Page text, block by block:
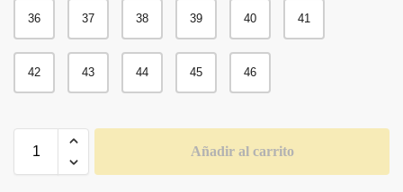
36 37 38 39 40 41
42 43 44 45 46
Añadir al carrito